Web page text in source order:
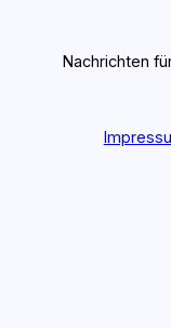
Nachrichten